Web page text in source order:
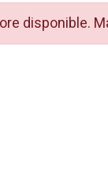
disponible.